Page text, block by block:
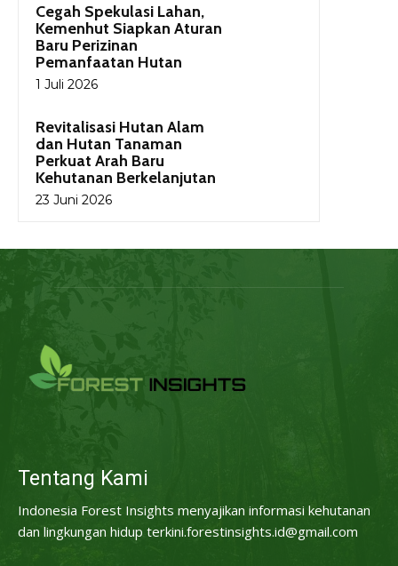
Cegah Spekulasi Lahan,
Kemenhut Siapkan Aturan
Baru Perizinan
Pemanfaatan Hutan
1 Juli 2026
Revitalisasi Hutan Alam
dan Hutan Tanaman
Perkuat Arah Baru
Kehutanan Berkelanjutan
23 Juni 2026
Tentang Kami
Indonesia Forest Insights menyajikan informasi kehutanan
dan lingkungan hidup terkini.forestinsights.id@gmail.com